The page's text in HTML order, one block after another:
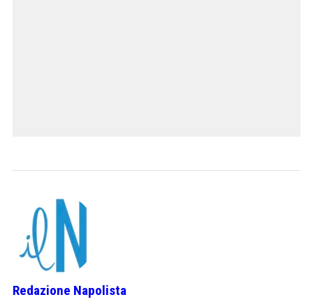
Redazione Napolista